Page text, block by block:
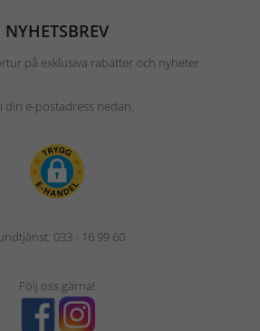
NYHETSBREV
på exklusiva rabatter och nyheter.
din e-postadress nedan.
033 - 16 99 60
Följ oss gärna!